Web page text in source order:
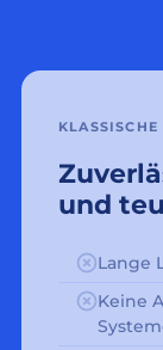
KLASSISCHE
und
Lange
Keine